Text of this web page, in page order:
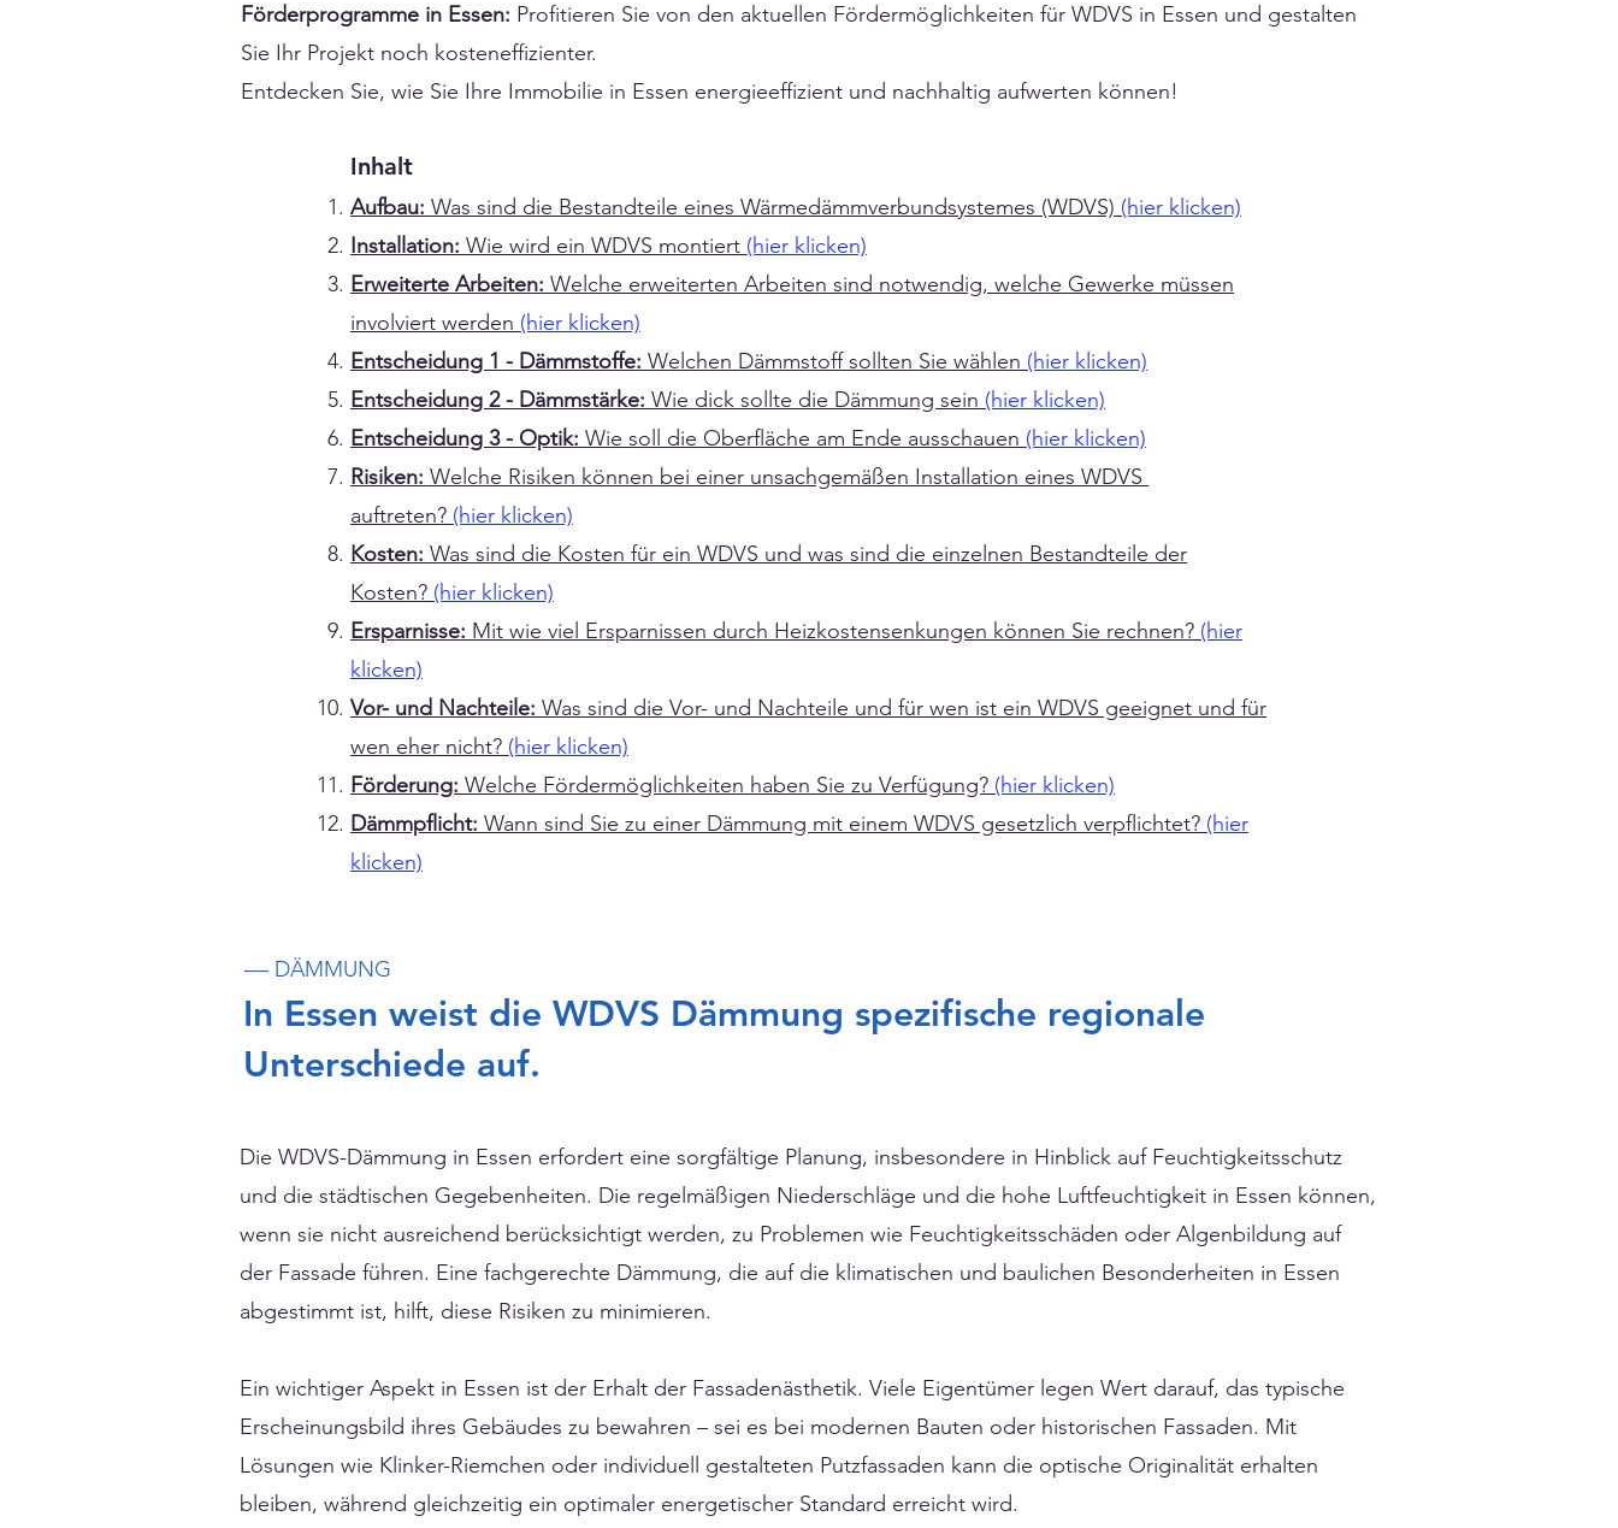
Förderprogramme in Essen: Profitieren Sie von den aktuellen Fördermöglichkeiten für WDVS in Essen und gestalten
Sie Ihr Projekt noch kosteneffizienter.
Entdecken Sie, wie Sie Ihre Immobilie in Essen energieeffizient und nachhaltig aufwerten können!
Inhalt
Aufbau: Was sind die Bestandteile eines Wärmedämmverbundsystemes (WDVS) (hier klicken)
Installation: Wie wird ein WDVS montiert (hier klicken)
Erweiterte Arbeiten: Welche erweiterten Arbeiten sind notwendig, welche Gewerke müssen
involviert werden (hier klicken)
Entscheidung 1 - Dämmstoffe: Welchen Dämmstoff sollten Sie wählen (hier klicken)
Entscheidung 2 - Dämmstärke: Wie dick sollte die Dämmung sein (hier klicken)
Entscheidung 3 - Optik: Wie soll die Oberfläche am Ende ausschauen (hier klicken)
Risiken: Welche Risiken können bei einer unsachgemäßen Installation eines WDVS
auftreten? (hier klicken)
Kosten: Was sind die Kosten für ein WDVS und was sind die einzelnen Bestandteile der
Kosten? (hier klicken)
Ersparnisse: Mit wie viel Ersparnissen durch Heizkostensenkungen können Sie rechnen? (hier
klicken)
Vor- und Nachteile: Was sind die Vor- und Nachteile und für wen ist ein WDVS geeignet und für
wen eher nicht? (hier klicken)
Förderung: Welche Fördermöglichkeiten haben Sie zu Verfügung? (hier klicken)
Dämmpflicht: Wann sind Sie zu einer Dämmung mit einem WDVS gesetzlich verpflichtet? (hier
klicken)
— DÄMMUNG
In Essen weist die WDVS Dämmung spezifische regionale
Unterschiede auf.
Die WDVS-Dämmung in Essen erfordert eine sorgfältige Planung, insbesondere in Hinblick auf Feuchtigkeitsschutz
und die städtischen Gegebenheiten. Die regelmäßigen Niederschläge und die hohe Luftfeuchtigkeit in Essen können,
wenn sie nicht ausreichend berücksichtigt werden, zu Problemen wie Feuchtigkeitsschäden oder Algenbildung auf
der Fassade führen. Eine fachgerechte Dämmung, die auf die klimatischen und baulichen Besonderheiten in Essen
abgestimmt ist, hilft, diese Risiken zu minimieren.
Ein wichtiger Aspekt in Essen ist der Erhalt der Fassadenästhetik. Viele Eigentümer legen Wert darauf, das typische
Erscheinungsbild ihres Gebäudes zu bewahren – sei es bei modernen Bauten oder historischen Fassaden. Mit
Lösungen wie Klinker-Riemchen oder individuell gestalteten Putzfassaden kann die optische Originalität erhalten
bleiben, während gleichzeitig ein optimaler energetischer Standard erreicht wird.